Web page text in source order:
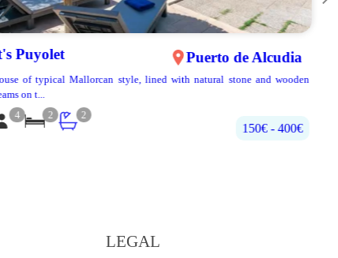
Puyolet Puerto de Alcudia
of typical Mallorcan style, lined with natural stone and wooden
on t...
4
2 2
150€ - 400€
LEGAL